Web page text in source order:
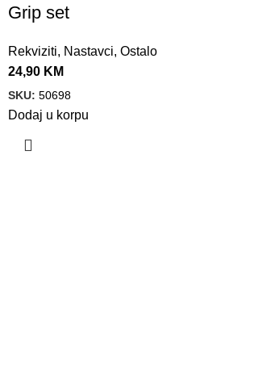
Grip set
Rekviziti, Nastavci, Ostalo
24,90 KM
SKU: 50698
Dodaj u korpu